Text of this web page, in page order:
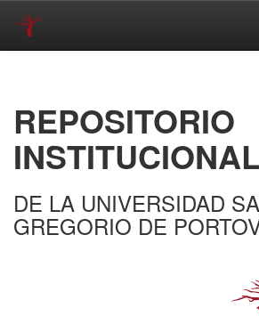
REPOSITORIO
INSTITUCIONAL
DE LA UNIVERSIDAD
GREGORIO DE